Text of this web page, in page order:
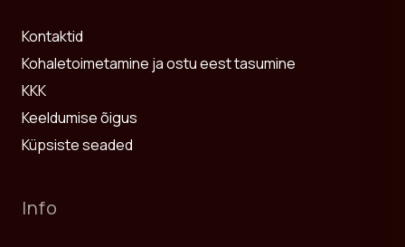
Kontaktid
Kohaletoimetamine ja ostu eest tasumine
KKK
Keeldumise õigus
Küpsiste seaded
Info